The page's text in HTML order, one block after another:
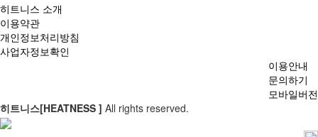
히트니스 소개
이용약관
개인정보처리방침
사업자정보확인
이용안내
문의하기
모바일버전
히트니스[HEATNESS ] All rights reserved.